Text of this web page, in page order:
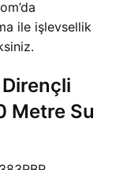
ile işlevsellik
Metre Su